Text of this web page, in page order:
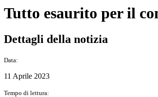
Tutto esaurito per il
Dettagli della notizia
Data:
11 Aprile 2023
Tempo di lettura: